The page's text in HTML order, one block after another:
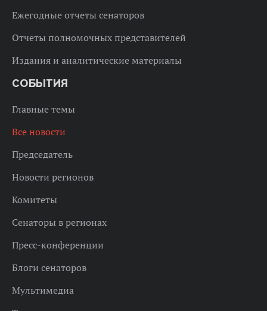
Ежегодные отчеты сенаторов
Отчеты полномочных представителей
Издания и аналитические материалы
СОБЫТИЯ
Главные темы
Все новости
Председатель
Новости регионов
Комитеты
Сенаторы в регионах
Пресс-конференции
Блоги сенаторов
Мультимедиа